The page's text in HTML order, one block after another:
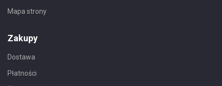
Mapa strony
Zakupy
Dostawa
Płatności